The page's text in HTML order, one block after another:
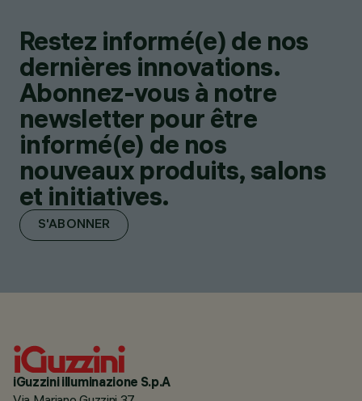
Restez informé(e) de nos
dernières innovations.
Abonnez-vous à notre
newsletter pour être
informé(e) de nos
nouveaux produits, salons
et initiatives.
S'ABONNER
iGuzzini illuminazione S.p.A